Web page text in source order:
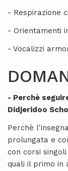
- Respirazione
- Orientamenti
- Vocalizzi
- Perchè
Didjeridoo
Perchè
prolungata e
con corsi
quali il primo in